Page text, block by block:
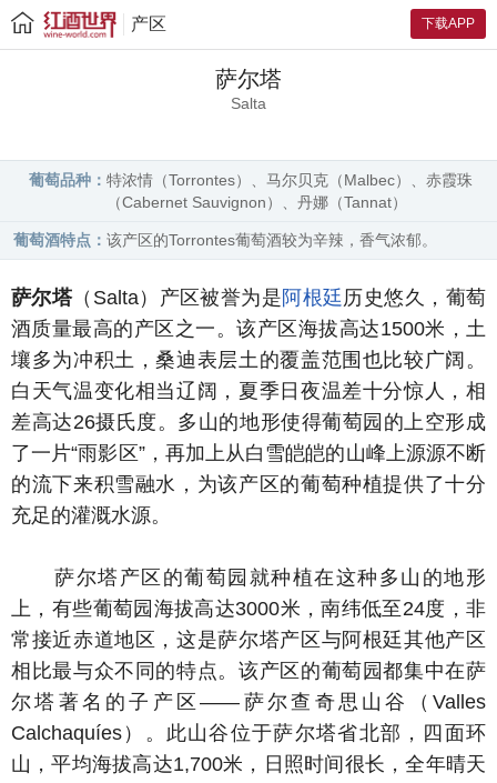
下载APP
产区
萨尔塔
Salta
葡萄品种： 特浓情（Torrontes）、马尔贝克（Malbec）、赤霞珠
（Cabernet Sauvignon）、丹娜（Tannat）
葡萄酒特点： 该产区的Torrontes葡萄酒较为辛辣，香气浓郁。
萨尔塔（Salta）产区被誉为是 阿根廷 历史悠久，葡萄
酒质量最高的产区之一。该产区海拔高达1500米，土
壤多为冲积土，桑迪表层土的覆盖范围也比较广阔。
白天气温变化相当辽阔，夏季日夜温差十分惊人，相
差高达26摄氏度。多山的地形使得葡萄园的上空形成
了一片“雨影区”，再加上从白雪皑皑的山峰上源源不断
的流下来积雪融水，为该产区的葡萄种植提供了十分
充足的灌溉水源。
萨尔塔产区的葡萄园就种植在这种多山的地形
上，有些葡萄园海拔高达3000米，南纬低至24度，非
常接近赤道地区，这是萨尔塔产区与阿根廷其他产区
相比最与众不同的特点。该产区的葡萄园都集中在萨
尔塔著名的子产区——萨尔查奇思山谷（Valles
Calchaquíes）。此山谷位于萨尔塔省北部，四面环
山，平均海拔高达1,700米，日照时间很长，全年晴天